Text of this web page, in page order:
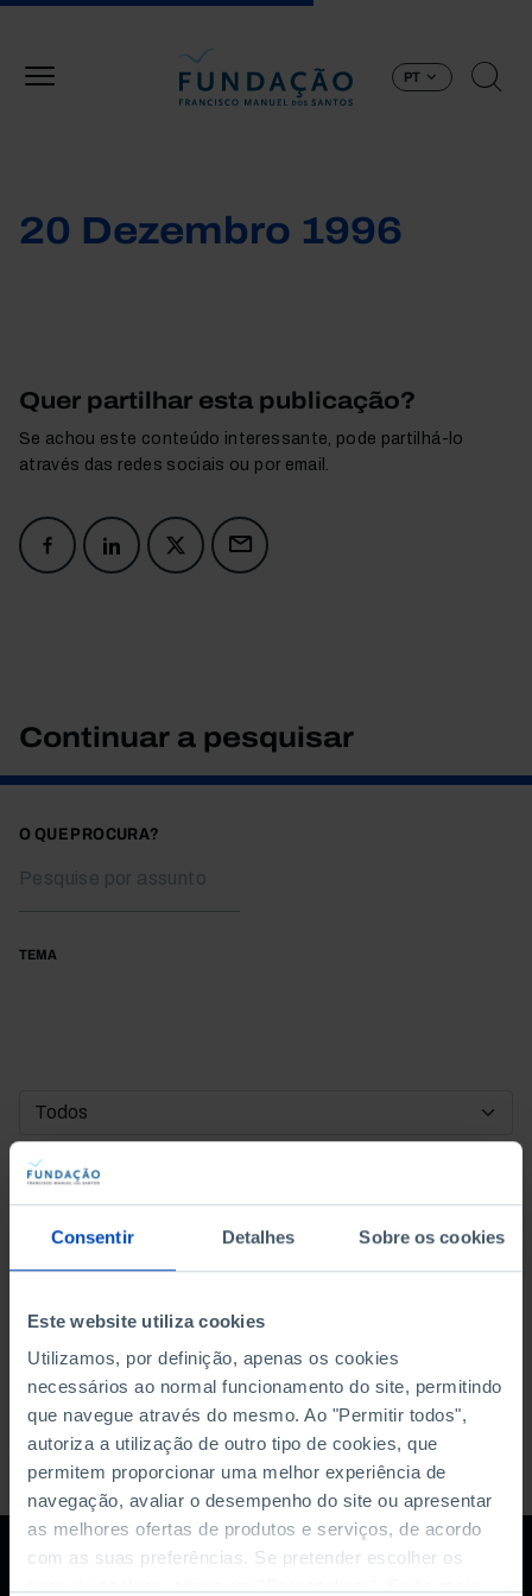
Consentir Detalhes Sobre os cookies
Este website utiliza cookies
Utilizamos, por definição, apenas os cookies
necessários ao normal funcionamento do site, permitindo
que navegue através do mesmo. Ao "Permitir todos",
autoriza a utilização de outro tipo de cookies, que
permitem proporcionar uma melhor experiência de
navegação, avaliar o desempenho do site ou apresentar
as melhores ofertas de produtos e serviços, de acordo
com as suas preferências. Se pretender escolher os
PT
20 Dezembro 1996
Quer partilhar esta publicação?
Se achou este conteúdo interessante, pode partilhá-lo
através das redes sociais ou por email.
Continuar a pesquisar
O QUE PROCURA?
TEMA
DATA DE INÍCIO
DATA DE FIM